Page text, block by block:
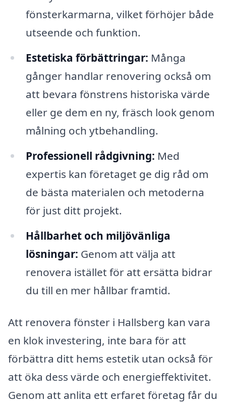
fönsterkarmarna, vilket förhöjer både
utseende och funktion.
Estetiska förbättringar: Många
gånger handlar renovering också om
att bevara fönstrens historiska värde
eller ge dem en ny, fräsch look genom
målning och ytbehandling.
Professionell rådgivning: Med
expertis kan företaget ge dig råd om
de bästa materialen och metoderna
för just ditt projekt.
Hållbarhet och miljövänliga
lösningar: Genom att välja att
renovera istället för att ersätta bidrar
du till en mer hållbar framtid.
Att renovera fönster i Hallsberg kan vara
en klok investering, inte bara för att
förbättra ditt hems estetik utan också för
att öka dess värde och energieffektivitet.
Genom att anlita ett erfaret företag får du